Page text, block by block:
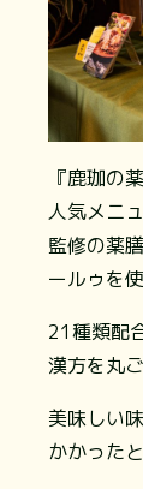
『鹿珈の
人気メニ
監修の薬
ールゥを
21種類配
漢方を丸
美味しい
かかった